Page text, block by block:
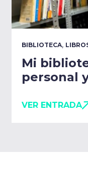
BIBLIOTECA,
Mi
personal
VER ENTRADA